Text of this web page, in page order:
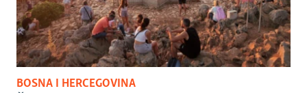
BOSNA I HERCEGOVINA